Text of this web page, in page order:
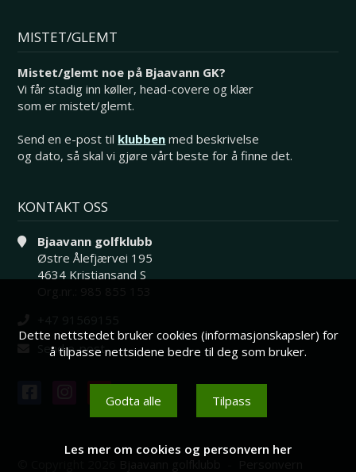
MISTET/GLEMT
Mistet/glemt noe på Bjaavann GK?
Vi får stadig inn køller, head-covere og klær
som er mistet/glemt.
Send en e-post til klubben med beskrivelse
og dato, så skal vi gjøre vårt beste for å finne det.
KONTAKT OSS
Bjaavann golfklubb
Østre Ålefjærvei 195
4634 Kristiansand S
Send e-post
Dette nettstedet bruker cookies (informasjonskapsler) for
å tilpasse nettsidene bedre til deg som bruker.
Godta alle Tilpass
Les mer om cookies og personvern her